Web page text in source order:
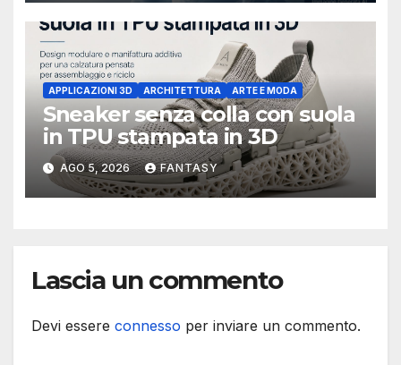
APPLICAZIONI 3D ARCHITETTURA ARTE E MODA
Sneaker senza colla con suola
in TPU stampata in 3D
AGO 5, 2026 FANTASY
Lascia un commento
Devi essere connesso per inviare un commento.